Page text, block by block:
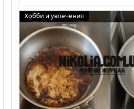
Хобби и увлечения